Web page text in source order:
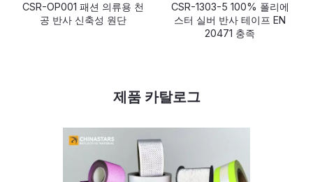
CSR-OP001 패션 의류용 천
공 반사 신축성 원단
CSR-1303-5 100% 폴리에
스터 실버 반사 테이프 EN
20471 충족
제품 카탈로그